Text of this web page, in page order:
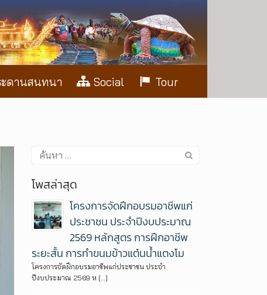
ะดานสนทนา Social Tour
โพสล่าสุด
โครงการจัดฝึกอบรมอาชีพแก่
ประชาชน ประจำปีงบประมาณ
2569 หลักสูตร การฝึกอาชีพ
ระยะสั้น การทำขนมข้าวแต๋นน้ำแตงโม
โครงการจัดฝึกอบรมอาชีพแก่ประชาชน ประจำ
ปีงบประมาณ 2569 ห […]